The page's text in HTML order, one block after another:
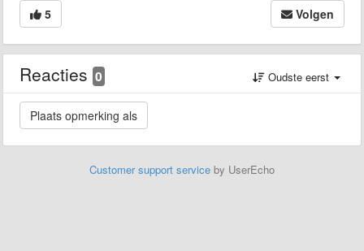
5 Volgen
Reacties 0 Oudste eerst
Customer support service by UserEcho